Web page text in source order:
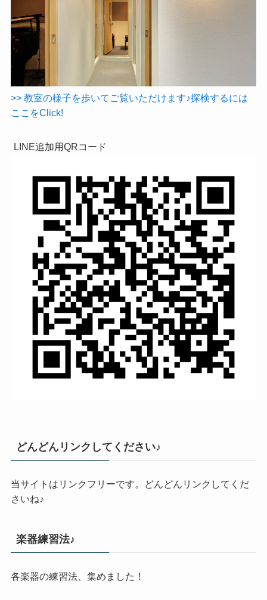
>> 教室の様子を歩いてご覧いただけます♪探検するには
ここをClick!
LINE追加用QRコード
どんどんリンクしてください♪
さいね♪
楽器練習法♪